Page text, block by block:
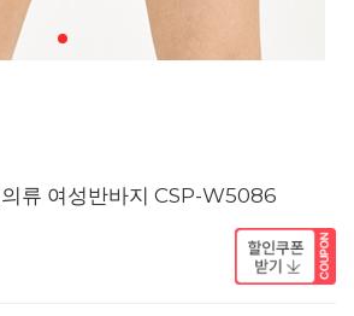
류 여성반바지 CSP-W5086